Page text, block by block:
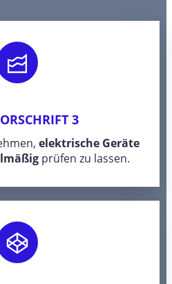
3
elektrische Geräte
prüfen zu lassen.